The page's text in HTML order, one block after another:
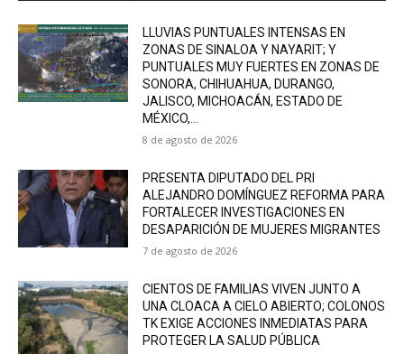
LLUVIAS PUNTUALES INTENSAS EN
ZONAS DE SINALOA Y NAYARIT; Y
PUNTUALES MUY FUERTES EN ZONAS DE
SONORA, CHIHUAHUA, DURANGO,
JALISCO, MICHOACÁN, ESTADO DE
MÉXICO,...
8 de agosto de 2026
PRESENTA DIPUTADO DEL PRI
ALEJANDRO DOMÍNGUEZ REFORMA PARA
FORTALECER INVESTIGACIONES EN
DESAPARICIÓN DE MUJERES MIGRANTES
7 de agosto de 2026
CIENTOS DE FAMILIAS VIVEN JUNTO A
UNA CLOACA A CIELO ABIERTO; COLONOS
TK EXIGE ACCIONES INMEDIATAS PARA
PROTEGER LA SALUD PÚBLICA